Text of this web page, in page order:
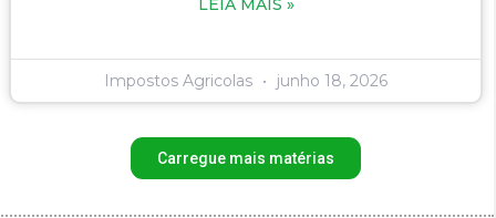
LEIA MAIS »
Impostos Agricolas junho 18, 2026
Carregue mais matérias